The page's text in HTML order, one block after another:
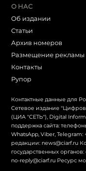
О НАС
Об издании
Статьи
Архив номеров
Размещение рекламы
Контакты
Рупор
Контактные данные для
Сетевое издание
(ЦИА "СЕТЬ"), Digital
поддержка сайта:
WhatsApp, Viber,
редакции: news@ciarf.ru
государственных
no-reply@ciarf.ru Ресурс